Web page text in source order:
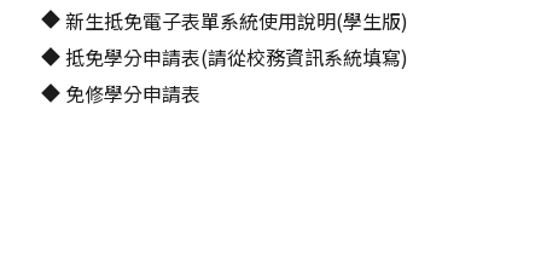
◆新生抵免電子表單系統使用說明(學生版)
◆抵免學分申請表(請從校務資訊系統填寫)
◆ 免修學分申請表